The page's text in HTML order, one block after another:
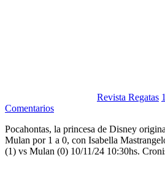
Revista Regatas
Comentarios
Pocahontas, la princesa de Disney
Mulan por 1 a 0, con Isabella
(1) vs Mulan (0) 10/11/24 10:30hs.